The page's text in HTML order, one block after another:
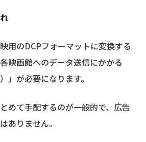
用のDCPフォーマットに変換する
映画館へのデータ送信にかかる
」が必要になります。
めて手配するのが一般的で、広告
ありません。